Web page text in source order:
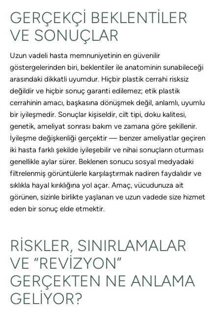
GERÇEKÇI BEKLENTILER
VE SONUÇLAR
Uzun vadeli hasta memnuniyetinin en güvenilir
göstergelerinden biri, beklentiler ile anatominin sunabileceği
arasındaki dikkatli uyumdur. Hiçbir plastik cerrahi risksiz
değildir ve hiçbir sonuç garanti edilemez; etik plastik
cerrahinin amacı, başkasına dönüşmek değil, anlamlı, uyumlu
bir iyileşmedir. Sonuçlar kişiseldir, cilt tipi, doku kalitesi,
genetik, ameliyat sonrası bakım ve zamana göre şekillenir.
İyileşme değişkenliği gerçektir — benzer ameliyatlar geçiren
iki hasta farklı şekilde iyileşebilir ve nihai sonuçların oturması
genellikle aylar sürer. Beklenen sonucu sosyal medyadaki
filtrelenmiş görüntülerle karşılaştırmak nadiren faydalıdır ve
sıklıkla hayal kırıklığına yol açar. Amaç, vücudunuza ait
görünen, sizinle birlikte yaşlanan ve uzun vadede size hizmet
eden bir sonuç elde etmektir.
RISKLER, SINIRLAMALAR
VE “REVIZYON”
GERÇEKTEN NE ANLAMA
GELIYOR?